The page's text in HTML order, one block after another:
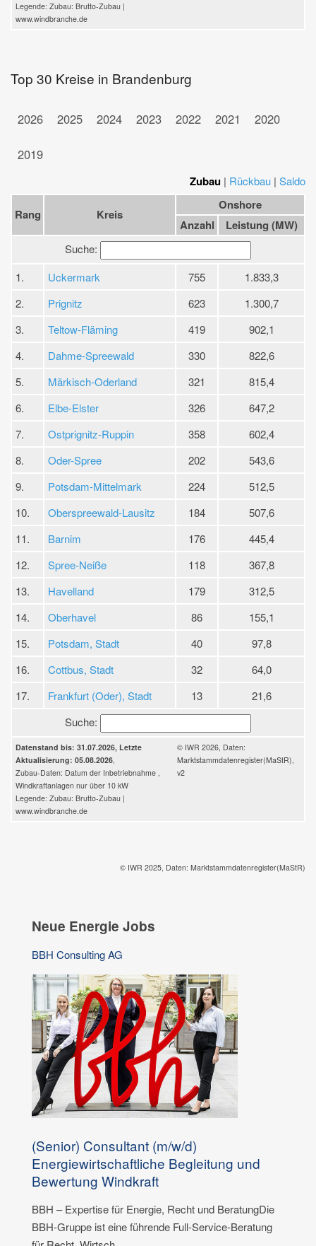
Legende: Zubau: Brutto-Zubau |
www.windbranche.de
Top 30 Kreise in Brandenburg
2026 2025 2024 2023 2022 2021 2020
2019
Zubau | Rückbau | Saldo
Rang Kreis
Onshore
Anzahl
Leistung (MW)
Suche:
1.
Uckermark 755
1.833,3
2.
Prignitz 623
1.300,7
3.
Teltow-Fläming 419
902,1
4.
Dahme-Spreewald 330
822,6
5.
Märkisch-Oderland 321
815,4
6.
Elbe-Elster 326
647,2
7.
Ostprignitz-Ruppin 358
602,4
8.
Oder-Spree 202
543,6
9.
Potsdam-Mittelmark 224
512,5
10.
Oberspreewald-Lausitz 184
507,6
11.
Barnim 176
445,4
12.
Spree-Neiße 118
367,8
13.
Havelland 179
312,5
14.
Oberhavel 86
155,1
15.
Potsdam, Stadt 40
97,8
16.
Cottbus, Stadt 32
64,0
17.
Frankfurt (Oder), Stadt 13
21,6
Suche:
Datenstand bis: 31.07.2026, Letzte
Aktualisierung: 05.08.2026,
Zubau-Daten: Datum der Inbetriebnahme ,
Windkraftanlagen nur über 10 kW
Legende: Zubau: Brutto-Zubau |
www.windbranche.de
© IWR 2026, Daten:
Marktstammdatenregister(MaStR),
v2
© IWR 2025, Daten: Marktstammdatenregister(MaStR)
Neue Energie Jobs
BBH Consulting AG
(Senior) Consultant (m/w/d)
Energiewirtschaftliche Begleitung und
Bewertung Windkraft
BBH – Expertise für Energie, Recht und BeratungDie
BBH-Gruppe ist eine führende Full-Service-Beratung